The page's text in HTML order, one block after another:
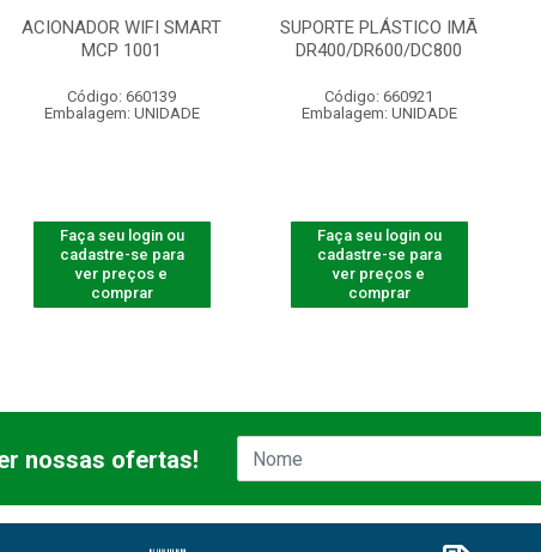
ACIONADOR WIFI SMART
MCP 1001
Código: 660139
Embalagem: UNIDADE
Faça seu login ou
cadastre-se para
ver preços e
comprar
SUPORTE PLÁSTICO IMÃ
DR400/DR600/DC800
Código: 660921
Embalagem: UNIDADE
Faça seu login ou
cadastre-se para
ver preços e
comprar
nossas ofertas!